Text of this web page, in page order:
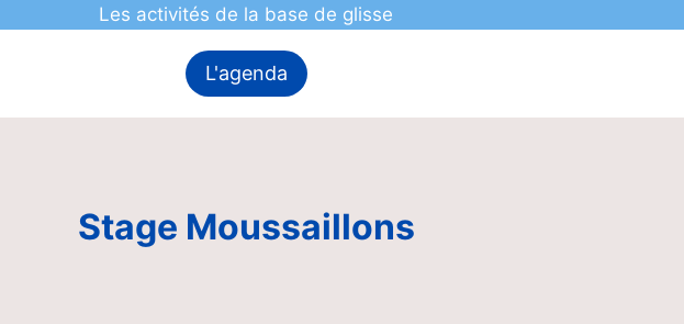
Les activités de la base de glisse
L'agenda
Stage Moussaillons